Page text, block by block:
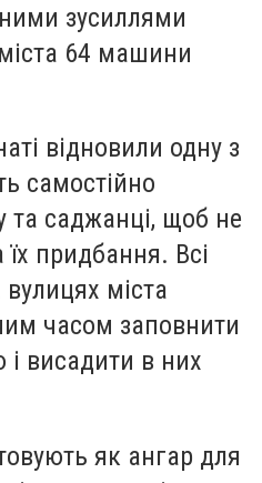
зусиллями
міста 64 машини
відновили одну з
самостійно
та саджанці, щоб не
придбання. Всі
міста
часом заповнити
висадити в них
як ангар для